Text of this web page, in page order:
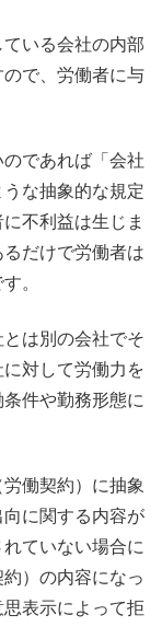
いる会社の内部
で、労働者に与
であれば「会社
な抽象的な規定
不利益は生じま
だけで労働者は
。
は別の会社でそ
対して労働力を
件や勤務形態に
働契約）に抽象
に関する内容が
ていない場合に
）の内容になっ
表示によって拒